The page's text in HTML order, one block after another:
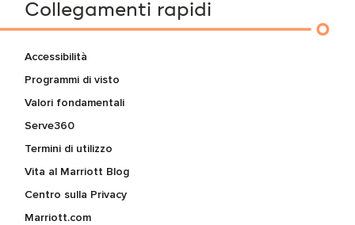
Collegamenti rapidi
Accessibilità
Programmi di visto
Valori fondamentali
Serve360
Termini di utilizzo
Vita al Marriott Blog
Centro sulla Privacy
Marriott.com